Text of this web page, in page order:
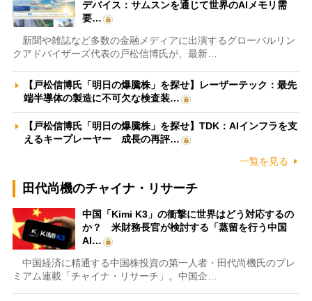
デバイス：サムスンを通じて世界のAIメモリ需
要…
新聞や雑誌など多数の金融メディアに出演するグローバルリン
クアドバイザーズ代表の戸松信博氏が、最新…
【戸松信博氏「明日の爆騰株」を探せ】レーザーテック：最先
端半導体の製造に不可欠な検査装…
【戸松信博氏「明日の爆騰株」を探せ】TDK：AIインフラを支
えるキープレーヤー 成長の再評…
一覧を見る
田代尚機のチャイナ・リサーチ
中国「Kimi K3」の衝撃に世界はどう対応するの
か？ 米財務長官が検討する「蒸留を行う中国
AI…
中国経済に精通する中国株投資の第一人者・田代尚機氏のプレ
ミアム連載「チャイナ・リサーチ」。中国企…